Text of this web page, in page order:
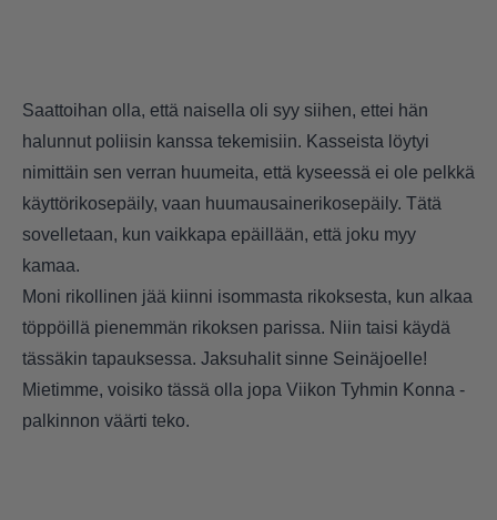
Saattoihan olla, että naisella oli syy siihen, ettei hän
halunnut poliisin kanssa tekemisiin. Kasseista löytyi
nimittäin sen verran huumeita, että kyseessä ei ole pelkkä
käyttörikosepäily, vaan huumausainerikosepäily. Tätä
sovelletaan, kun vaikkapa epäillään, että joku myy
kamaa.
Moni rikollinen jää kiinni isommasta rikoksesta, kun alkaa
töppöillä pienemmän rikoksen parissa. Niin taisi käydä
tässäkin tapauksessa. Jaksuhalit sinne Seinäjoelle!
Mietimme, voisiko tässä olla jopa Viikon Tyhmin Konna -
palkinnon väärti teko.